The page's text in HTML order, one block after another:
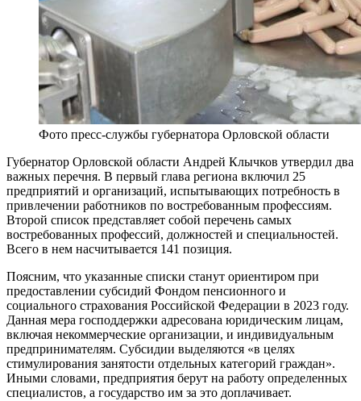
Фото пресс-службы губернатора Орловской области
Губернатор Орловской области Андрей Клычков утвердил два
важных перечня. В первый глава региона включил 25
предприятий и организаций, испытывающих потребность в
привлечении работников по востребованным профессиям.
Второй список представляет собой перечень самых
востребованных профессий, должностей и специальностей.
Всего в нем насчитывается 141 позиция.
Поясним, что указанные списки станут ориентиром при
предоставлении субсидий Фондом пенсионного и
социального страхования Российской Федерации в 2023 году.
Данная мера господдержки адресована юридическим лицам,
включая некоммерческие организации, и индивидуальным
предпринимателям. Субсидии выделяются «в целях
стимулирования занятости отдельных категорий граждан».
Иными словами, предприятия берут на работу определенных
специалистов, а государство им за это доплачивает.